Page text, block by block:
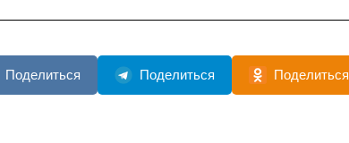
Поделиться Поделиться Поделиться